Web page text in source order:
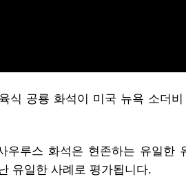
식 공룡 화석이 미국 뉴욕 소더
우루스 화석은 현존하는 유일한
유일한 사례로 평가됩니다.